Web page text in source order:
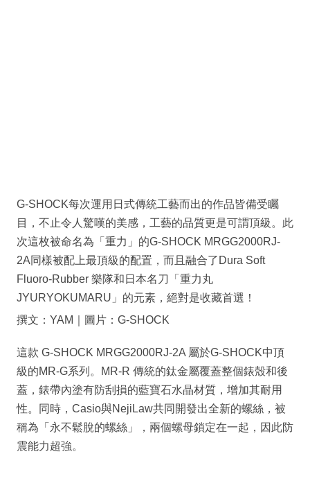
G-SHOCK每次運用日式傳統工藝而出的作品皆備受矚
目，不止令人驚嘆的美感，工藝的品質更是可謂頂級。此
次這枚被命名為「重力」的G-SHOCK MRGG2000RJ-
2A同樣被配上最頂級的配置，而且融合了Dura Soft
Fluoro-Rubber 樂隊和日本名刀「重力丸
JYURYOKUMARU」的元素，絕對是收藏首選！
撰文：YAM｜圖片：G-SHOCK
這款 G-SHOCK MRGG2000RJ-2A 屬於G-SHOCK中頂
級的MR-G系列。MR-R 傳統的鈦金屬覆蓋整個錶殼和後
蓋，錶帶內塗有防刮損的藍寶石水晶材質，增加其耐用
性。同時，Casio與NejiLaw共同開發出全新的螺絲，被
稱為「永不鬆脫的螺絲」，兩個螺母鎖定在一起，因此防
震能力超強。